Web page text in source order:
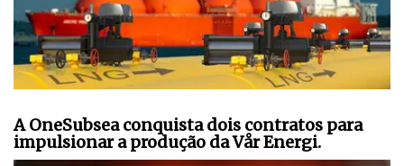
A OneSubsea conquista dois contratos para
impulsionar a produção da Vår Energi.